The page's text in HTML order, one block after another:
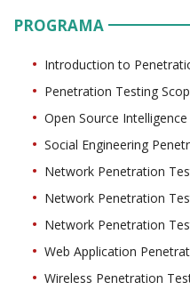
PROGRAMA
Introduction to
Penetration Testing
Open Source Intelligence
Social Engineering
Network Penetration
Network Penetration
Network Penetration
Web Application
Wireless Penetration